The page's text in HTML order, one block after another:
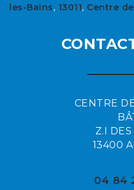
les-Bains, 13011, Centre
CENTRE
Z.I
13400
04 84